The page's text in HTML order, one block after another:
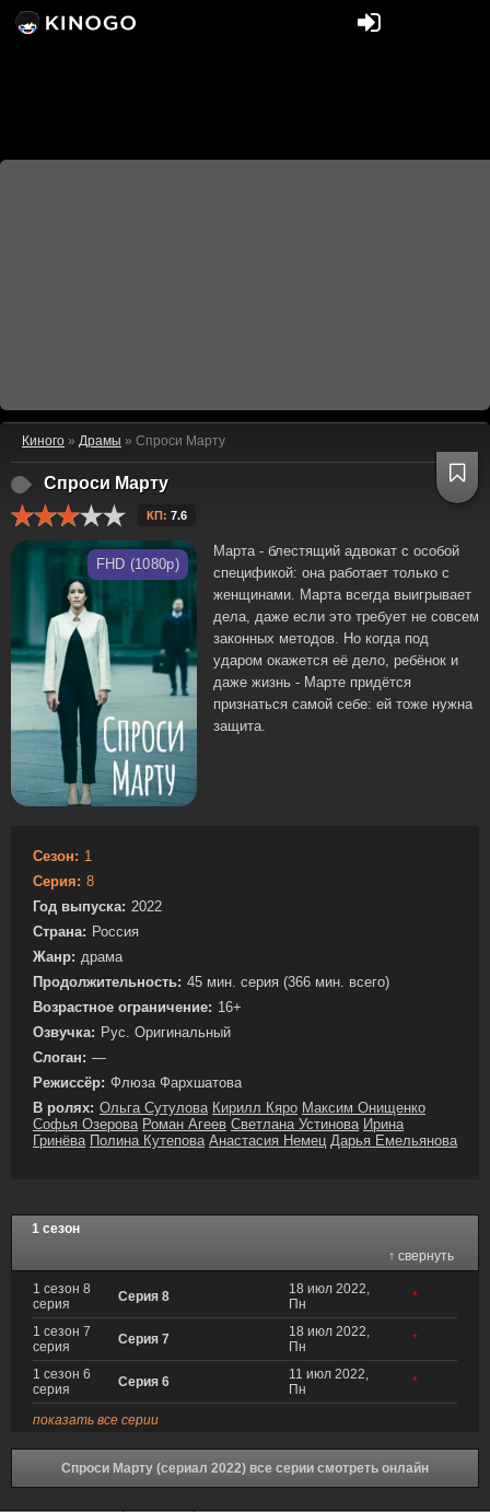
Киного » Драмы » Спроси Марту
Спроси Марту
КП: 7.6
FHD (1080p)
Марта - блестящий адвокат с особой
спецификой: она работает только с
женщинами. Марта всегда выигрывает
дела, даже если это требует не совсем
законных методов. Но когда под
ударом окажется её дело, ребёнок и
даже жизнь - Марте придётся
признаться самой себе: ей тоже нужна
защита.
Сезон: 1
Серия: 8
Год выпуска: 2022
Страна: Россия
Жанр: драма
Продолжительность: 45 мин. серия (366 мин. всего)
Возрастное ограничение: 16+
Озвучка: Рус. Оригинальный
Слоган: —
Режиссёр: Флюза Фархшатова
В ролях: Ольга Сутулова Кирилл Кяро Максим Онищенко
Софья Озерова Роман Агеев Светлана Устинова Ирина
Гринёва Полина Кутепова Анастасия Немец Дарья Емельянова
1 сезон
↑ свернуть
1 сезон 8
серия
Серия 8
18 июл 2022,
Пн
*
1 сезон 7
серия
Серия 7
18 июл 2022,
Пн
*
1 сезон 6
серия
Серия 6
11 июл 2022,
Пн
*
показать все серии
Спроси Марту (сериал 2022) все серии смотреть онлайн